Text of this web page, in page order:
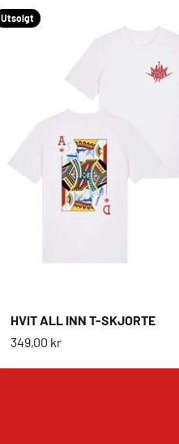
Utsolgt
HVIT ALL INN T-SKJORTE
Salgspris
349,00 kr